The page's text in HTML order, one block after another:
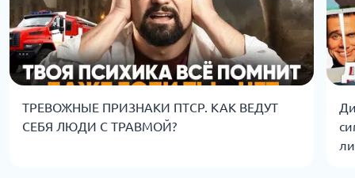
ТРЕВОЖНЫЕ ПРИЗНАКИ ПТСР. КАК ВЕДУТ
СЕБЯ ЛЮДИ С ТРАВМОЙ?